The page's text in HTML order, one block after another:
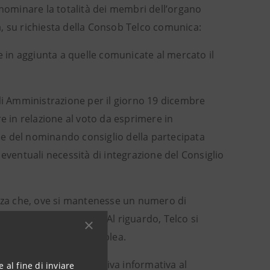
al fine di inviare
la totalità dei membri dell’organo
richiesta della Consob Telco comunica:
aggiunta a quelle comunicate al mercato il
Amministrazione per il giorno 19 dicembre
in relazione al voto da esprimere in
del nominando consiglio della partecipata
necessità di integrazione del Consiglio
che, ove si mantenesse un numero di
del voto di lista. Al riguardo, Telco si
dell’assemblea.
oggetto di tempestiva informativa al